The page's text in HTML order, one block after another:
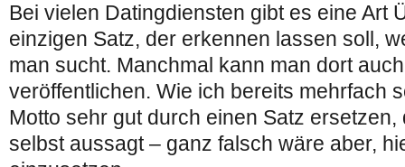
Bei vielen Datingdiensten gibt es eine Art
einzigen Satz, der erkennen lassen soll,
man sucht. Manchmal kann man dort auch
veröffentlichen. Wie ich bereits mehrfach
Motto sehr gut durch einen Satz
selbst aussagt – ganz falsch wäre aber,